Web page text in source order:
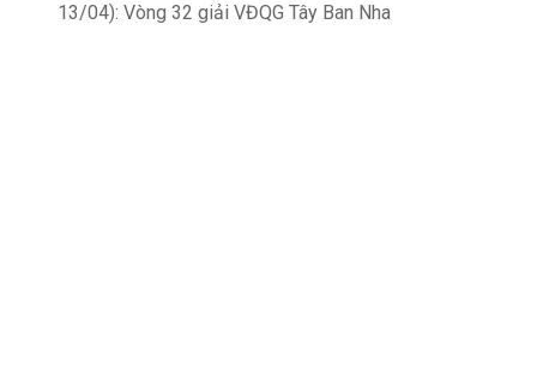
13/04): Vòng 32 giải VĐQG Tây Ban Nha